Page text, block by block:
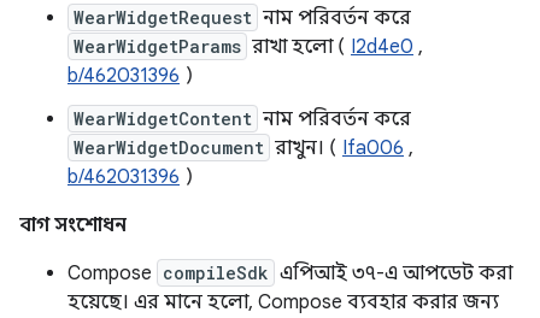
WearWidgetRequest নাম পরিবর্তন করে
WearWidgetParams রাখা হলো ( I2d4e0 ,
b/462031396 )
WearWidgetContent নাম পরিবর্তন করে
WearWidgetDocument রাখুন। ( Ifa006 ,
b/462031396 )
বাগ সংশোধন
Compose compileSdk এপিআই ৩৭-এ আপডেট করা
হয়েছে। এর মানে হলো, Compose ব্যবহার করার জন্য